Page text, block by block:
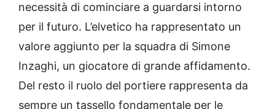
necessità di cominciare a guardarsi intorno
per il futuro. L’elvetico ha rappresentato un
valore aggiunto per la squadra di Simone
Inzaghi, un giocatore di grande affidamento.
Del resto il ruolo del portiere rappresenta da
sempre un tassello fondamentale per le